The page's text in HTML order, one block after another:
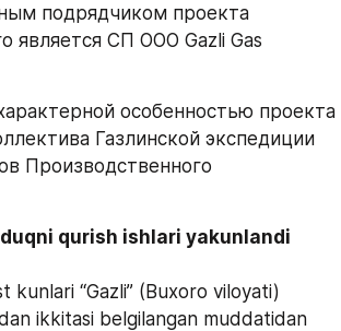
подрядчиком проекта
является СП ООО Gazli Gas
особенностью проекта
Газлинской экспедиции
Производственного
qurish ishlari yakunlandi
kunlari “Gazli” (Buxoro viloyati)
ikkitasi belgilangan muddatidan